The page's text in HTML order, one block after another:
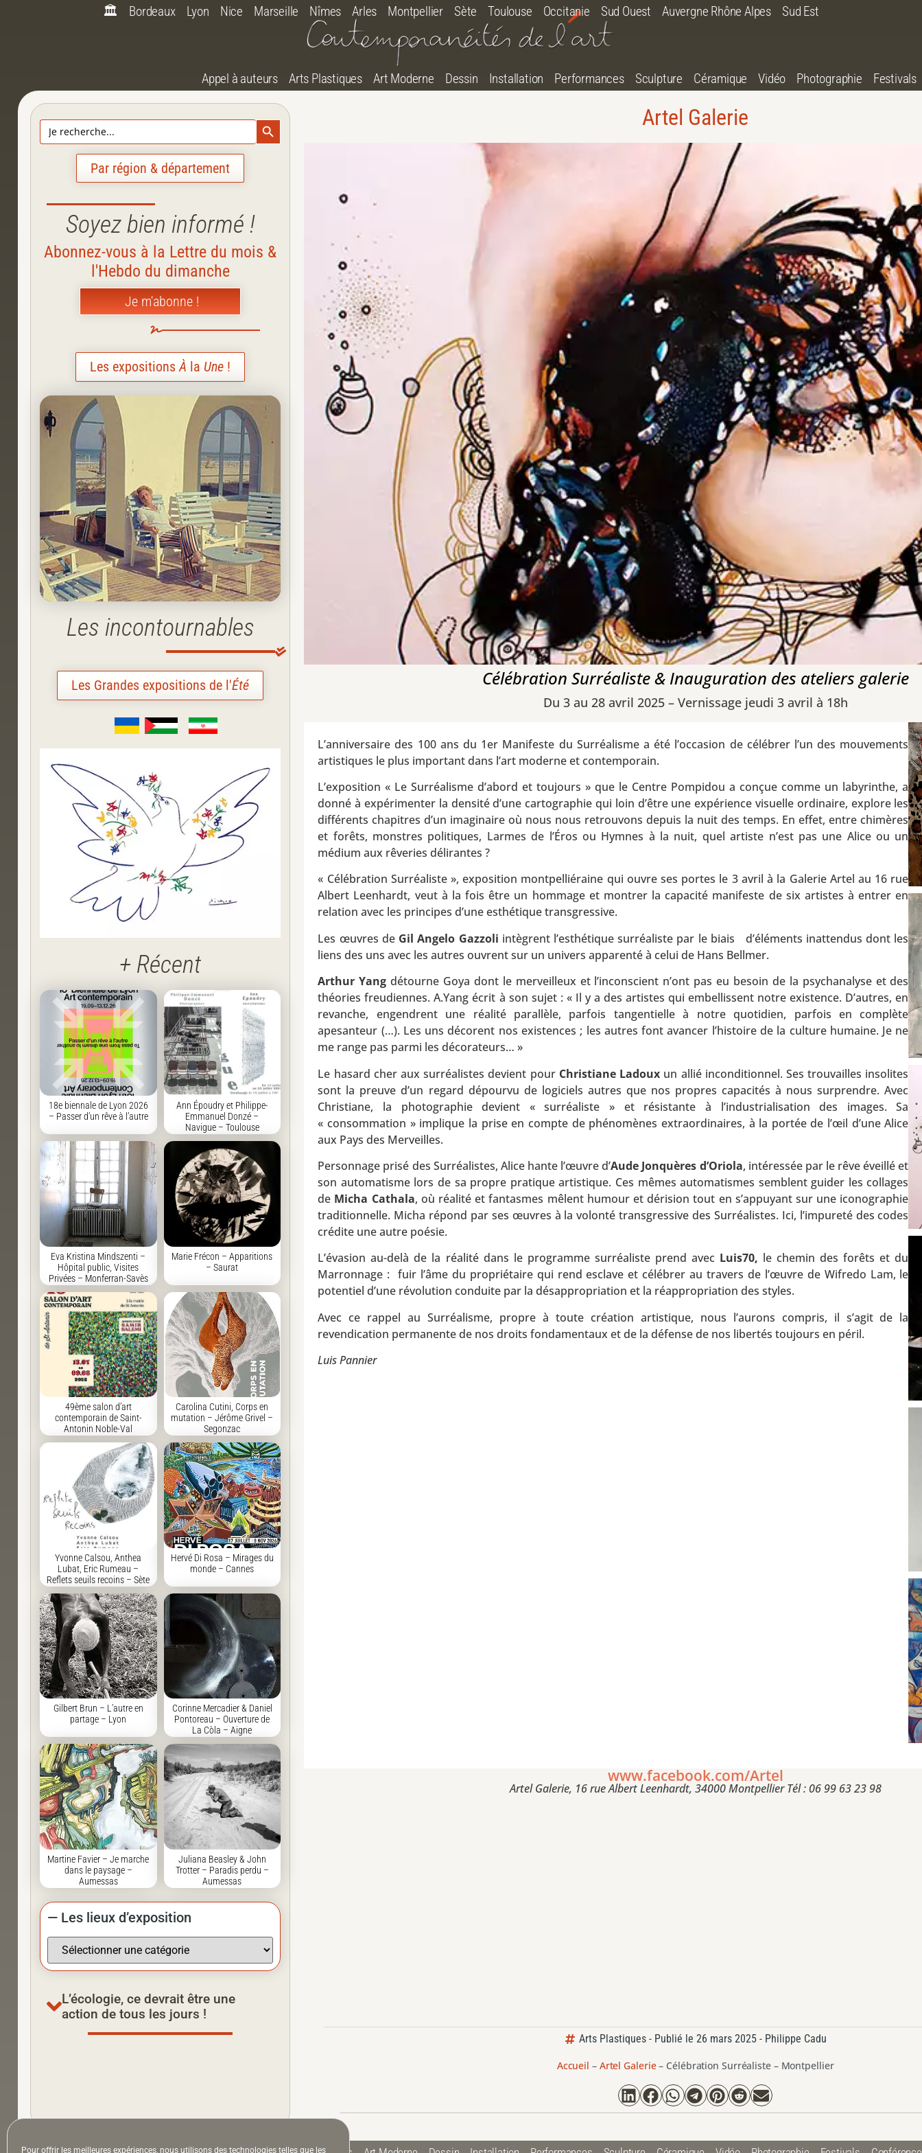
Pour offrir les meilleures expériences, nous utilisons des technologies telles que les
🏛️ Bordeaux Lyon Nice Marseille Nîmes Arles Montpellier Sète Toulouse Occitanie Sud Ouest Auvergne Rhône Alpes Sud Est
Appel à auteurs Arts Plastiques Art Moderne Dessin Installation Performances Sculpture Céramique Vidéo Photographie Festivals
Search
for:
Search Button
Par région & département
Soyez bien informé !
Abonnez-vous à la Lettre du mois &
l'Hebdo du dimanche
Je m'abonne !
Les expositionsÀ la Une !
Les incontournables
Les Grandes expositions de l'Été
+ Récent
18e biennale de Lyon 2026
– Passer d’un rêve à l’autre
Ann Époudry et Philippe-
Emmanuel Donzé –
Navigue – Toulouse
Eva Kristina Mindszenti –
Hôpital public, Visites
Privées – Monferran-Savès
Marie Frécon – Apparitions
– Saurat
49ème salon d’art
contemporain de Saint-
Antonin Noble-Val
Carolina Cutini, Corps en
mutation – Jérôme Grivel –
Segonzac
Yvonne Calsou, Anthea
Lubat, Eric Rumeau –
Reflets seuils recoins – Sète
Hervé Di Rosa – Mirages du
monde – Cannes
Gilbert Brun – L’autre en
partage – Lyon
Corinne Mercadier & Daniel
Pontoreau – Ouverture de
La Còla – Aigne
Martine Favier – Je marche
dans le paysage –
Aumessas
Juliana Beasley & John
Trotter – Paradis perdu –
Aumessas
— Les lieux d’exposition
L’écologie, ce devrait être une
action de tous les jours !
Artel Galerie
Célébration Surréaliste & Inauguration des ateliers galerie
Du 3 au 28 avril 2025 – Vernissage jeudi 3 avril à 18h
L’anniversaire des 100 ans du 1er Manifeste du Surréalisme a été l’occasion de célébrer l’un des mouvements
artistiques le plus important dans l’art moderne et contemporain.
L’exposition « Le Surréalisme d’abord et toujours » que le Centre Pompidou a conçue comme un labyrinthe, a
donné à expérimenter la densité d’une cartographie qui loin d’être une expérience visuelle ordinaire, explore les
différents chapitres d’un imaginaire où nous nous retrouvons depuis la nuit des temps. En effet, entre chimères
et forêts, monstres politiques, Larmes de l’Éros ou Hymnes à la nuit, quel artiste n’est pas une Alice ou un
médium aux rêveries délirantes ?
« Célébration Surréaliste », exposition montpelliéraine qui ouvre ses portes le 3 avril à la Galerie Artel au 16 rue
Albert Leenhardt, veut à la fois être un hommage et montrer la capacité manifeste de six artistes à entrer en
relation avec les principes d’une esthétique transgressive.
Les œuvres de Gil Angelo Gazzoli intègrent l’esthétique surréaliste par le biais d’éléments inattendus dont les
liens des uns avec les autres ouvrent sur un univers apparenté à celui de Hans Bellmer.
Arthur Yang détourne Goya dont le merveilleux et l’inconscient n’ont pas eu besoin de la psychanalyse et des
théories freudiennes. A.Yang écrit à son sujet : « Il y a des artistes qui embellissent notre existence. D’autres, en
revanche, engendrent une réalité parallèle, parfois tangentielle à notre quotidien, parfois en complète
apesanteur (…). Les uns décorent nos existences ; les autres font avancer l’histoire de la culture humaine. Je ne
me range pas parmi les décorateurs… »
Le hasard cher aux surréalistes devient pour Christiane Ladoux un allié inconditionnel. Ses trouvailles insolites
sont la preuve d’un regard dépourvu de logiciels autres que nos propres capacités à nous surprendre. Avec
Christiane, la photographie devient « surréaliste » et résistante à l’industrialisation des images. Sa
« consommation » implique la prise en compte de phénomènes extraordinaires, à la portée de l’œil d’une Alice
aux Pays des Merveilles.
Personnage prisé des Surréalistes, Alice hante l’œuvre d’Aude Jonquères d’Oriola, intéressée par le rêve éveillé et
son automatisme lors de sa propre pratique artistique. Ces mêmes automatismes semblent guider les collages
de Micha Cathala, où réalité et fantasmes mêlent humour et dérision tout en s’appuyant sur une iconographie
traditionnelle. Micha répond par ses œuvres à la volonté transgressive des Surréalistes. Ici, l’impureté des codes
crédite une autre poésie.
L’évasion au-delà de la réalité dans le programme surréaliste prend avec Luis70, le chemin des forêts et du
Marronnage : fuir l’âme du propriétaire qui rend esclave et célébrer au travers de l’œuvre de Wifredo Lam, le
potentiel d’une révolution conduite par la désappropriation et la réappropriation des styles.
Avec ce rappel au Surréalisme, propre à toute création artistique, nous l’aurons compris, il s’agit de la
revendication permanente de nos droits fondamentaux et de la défense de nos libertés toujours en péril.
Luis Pannier
www.facebook.com/Artel
Artel Galerie, 16 rue Albert Leenhardt, 34000 Montpellier Tél : 06 99 63 23 98
Arts Plastiques - Publié le 26 mars 2025 - Philippe Cadu
Accueil – Artel Galerie– Célébration Surréaliste – Montpellier